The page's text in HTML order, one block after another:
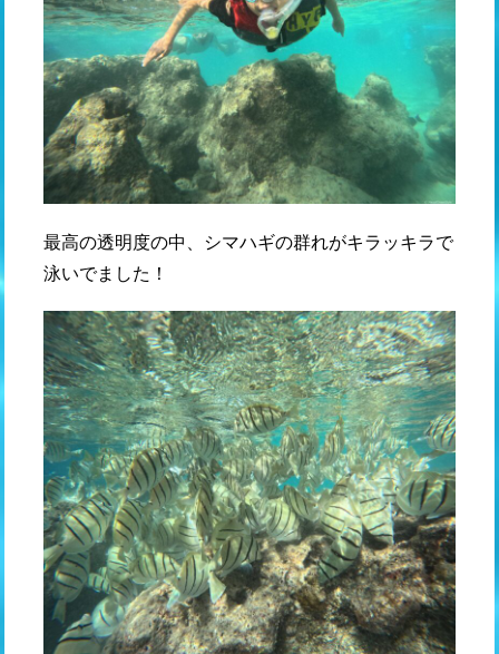
最高の透明度の中、シマハギの群れがキラッキラで
泳いでました！